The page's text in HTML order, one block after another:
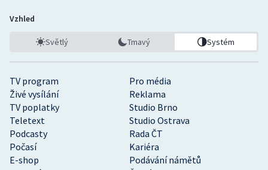
TV program
Pro média
Živé vysílání
Reklama
TV poplatky
Studio Brno
Teletext
Studio Ostrava
Podcasty
Rada ČT
Počasí
Kariéra
E-shop
Podávání námětů
Vzhled
Světlý Tmavý Systém